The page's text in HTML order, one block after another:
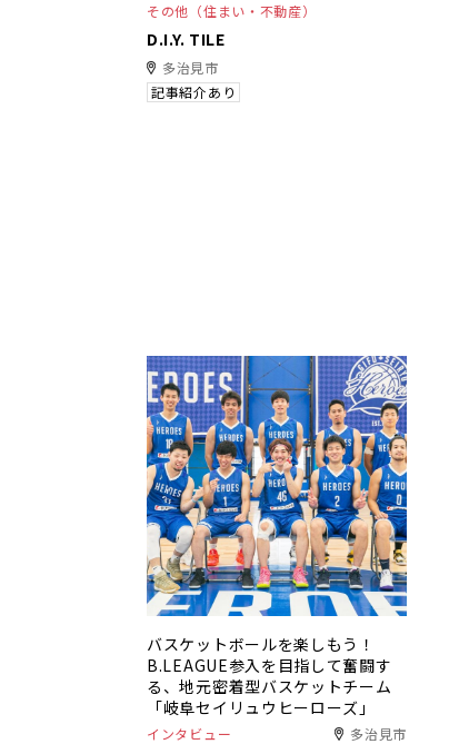
その他（住まい・不動産）
D.I.Y. TILE
多治見市
記事紹介あり
バスケットボールを楽しもう！
B.LEAGUE参入を目指して奮闘す
る、地元密着型バスケットチーム
「岐阜セイリュウヒーローズ」
インタビュー 多治見市